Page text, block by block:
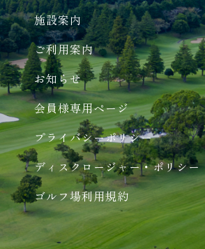
施設案内
ご利用案内
お知らせ
会員様専用ページ
プライバシーポリシー
ディスクロージャー・ポリシー
ゴルフ場利用規約